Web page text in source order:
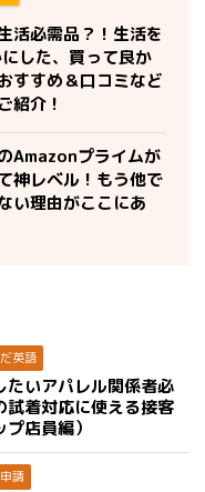
活必需品？！生活を
した、買って良か
すすめ＆口コミなど
紹介！
Amazonプライムが
神レベル！もう他で
い理由がここにあ
英語
たいアパレル関係者必
試着対応に使える接客
店員編）
請